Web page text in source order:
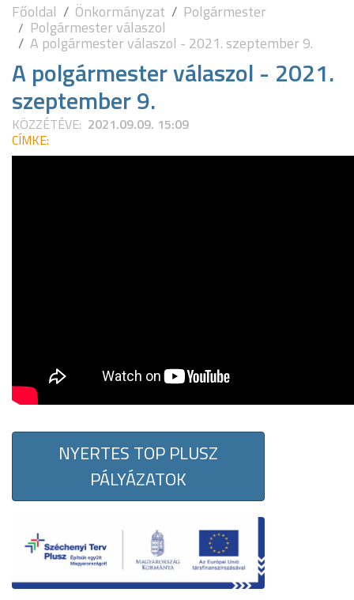
Főoldal Önkormányzat Polgármester
Polgármester válaszol
A polgármester válaszol - 2021. szeptember 9.
A polgármester válaszol - 2021.
szeptember 9.
KÖZZÉTÉVE: 2021.09.09. 15:09
CÍMKE:
NYERTES TOP PLUSZ
PÁLYÁZATOK